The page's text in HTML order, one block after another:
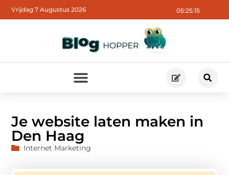
05:25:16
Vrijdag 7 Augustus 2026
Je website laten maken in
Den Haag
Internet Marketing